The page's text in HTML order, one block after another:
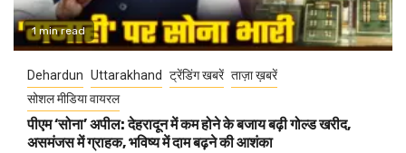
1 min read
Dehardun Uttarakhand ट्रेंडिंग खबरें ताज़ा ख़बरें
सोशल मीडिया वायरल
पीएम ‘सोना’ अपील: देहरादून में कम होने के बजाय बढ़ी गोल्ड खरीद,
असमंजस में ग्राहक, भविष्य में दाम बढ़ने की आशंका